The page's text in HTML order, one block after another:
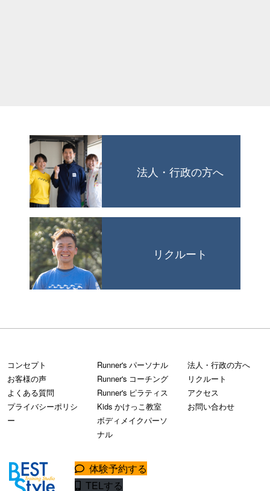
法人・行政の方へ
リクルート
コンセプト
お客様の声
よくある質問
プライバシーポリシ
ー
Runner's パーソナル
Runner's コーチング
Runner's ピラティス
Kids かけっこ教室
ボディメイクパーソ
ナル
法人・行政の方へ
リクルート
アクセス
お問い合わせ
体験予約する
TELする